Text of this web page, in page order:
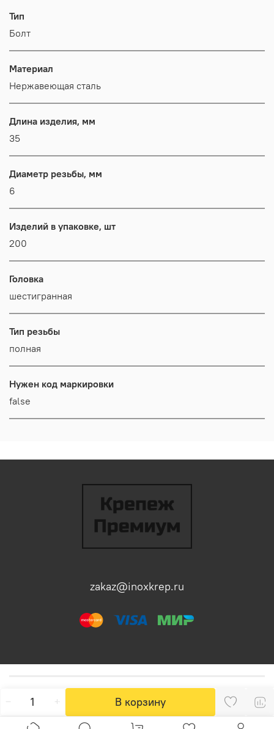
В корзину
Тип
Болт
Материал
Нержавеющая сталь
Длина изделия, мм
35
Диаметр резьбы, мм
6
Изделий в упаковке, шт
200
Головка
шестигранная
Тип резьбы
полная
Нужен код маркировки
false
zakaz@inoxkrep.ru